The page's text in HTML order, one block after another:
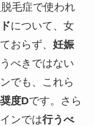
毛症で使われ
について、女
おらず、 妊娠
べきではない
でも、これら
度Dです。さら
ンでは行うべ